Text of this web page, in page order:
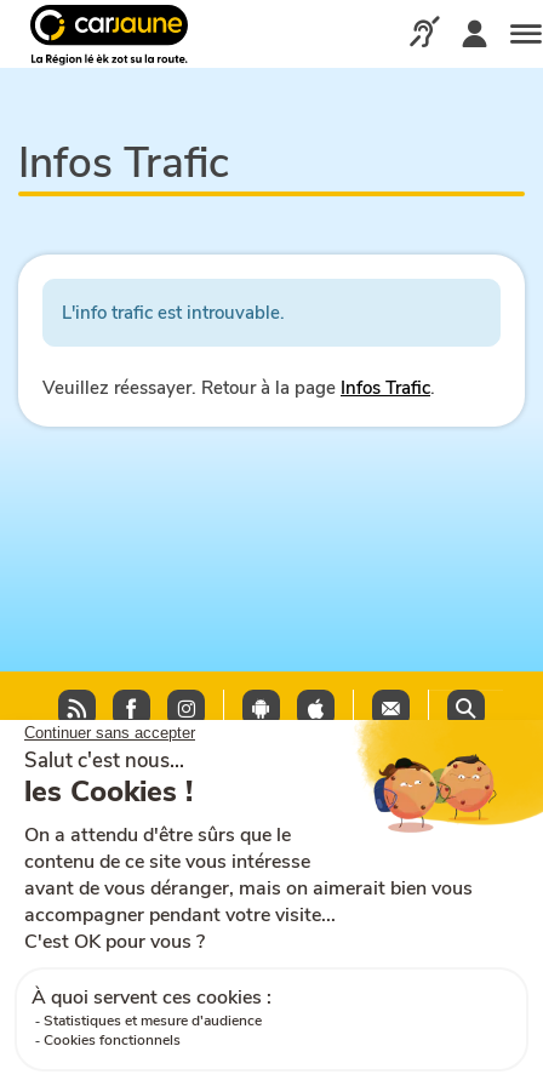
jaune
Appelez-nous
Infos Trafic
L'info trafic est introuvable.
Veuillez réessayer. Retour à la page Infos Trafic.
Plan du site Aide et accessibilité
Mentions légales CGU
CGV Cookies
RGPD